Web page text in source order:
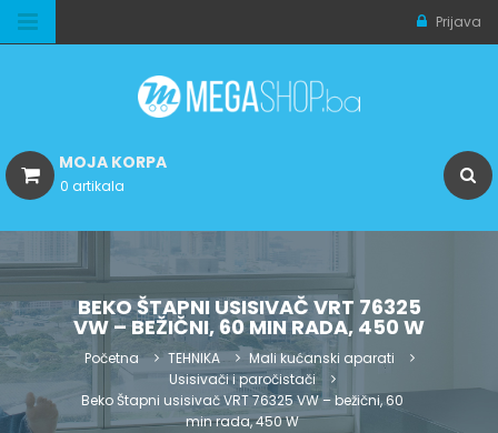
Prijava
MOJA KORPA
0 artikala
BEKO ŠTAPNI USISIVAČ VRT 76325
VW – BEŽIČNI, 60 MIN RADA, 450 W
Početna TEHNIKA
Mali kućanski aparati
Usisivači i paročistači
Beko Štapni usisivač VRT 76325 VW – bežični, 60
min rada, 450 W